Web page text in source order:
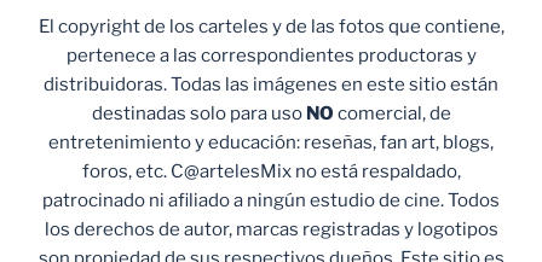
El copyright de los carteles y de las fotos que contiene,
pertenece a las correspondientes productoras y
distribuidoras. Todas las imágenes en este sitio están
destinadas solo para uso NO comercial, de
entretenimiento y educación: reseñas, fan art, blogs,
foros, etc. C@artelesMix no está respaldado,
patrocinado ni afiliado a ningún estudio de cine. Todos
los derechos de autor, marcas registradas y logotipos